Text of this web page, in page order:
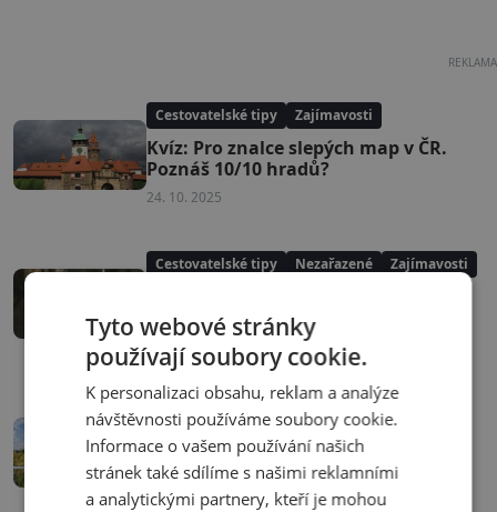
REKLAMA
Cestovatelské tipy Zajímavosti
Kvíz: Pro znalce slepých map v ČR.
Poznáš 10/10 hradů?
24. 10. 2025
Cestovatelské tipy Nezařazené Zajímavosti
uhádnout aspoň 4/10
21. 10. 2025
Cestovatelské tipy Zajímavosti
Kvíz: Jak dobře znáš řeky v ČR? Znáš
10/10?
17. 10. 2025
Tyto webové stránky
používají soubory cookie.
K personalizaci obsahu, reklam a analýze
návštěvnosti používáme soubory cookie.
Informace o vašem používání našich
stránek také sdílíme s našimi reklamními
a analytickými partnery, kteří je mohou